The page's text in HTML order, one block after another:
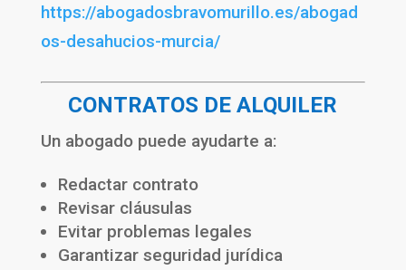
https://abogadosbravomurillo.es/abogad
os-desahucios-murcia/
CONTRATOS DE ALQUILER
Un abogado puede ayudarte a:
Redactar contrato
Revisar cláusulas
Evitar problemas legales
Garantizar seguridad jurídica